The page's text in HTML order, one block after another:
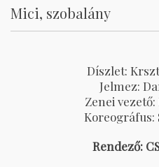
Mici, szobalány
Díszlet:
Jelmez:
Zenei
Koreográfus:
Rendező: